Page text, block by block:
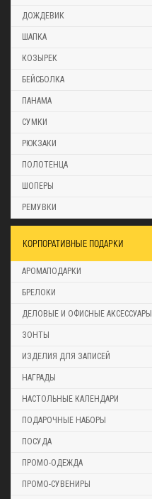
ДОЖДЕВИК
ШАПКА
КОЗЫРЕК
БЕЙСБОЛКА
ПАНАМА
СУМКИ
РЮКЗАКИ
ПОЛОТЕНЦА
ШОПЕРЫ
РЕМУВКИ
КОРПОРАТИВНЫЕ ПОДАРКИ
АРОМАПОДАРКИ
БРЕЛОКИ
ДЕЛОВЫЕ И ОФИСНЫЕ АКСЕССУАРЫ
ЗОНТЫ
ИЗДЕЛИЯ ДЛЯ ЗАПИСЕЙ
НАГРАДЫ
НАСТОЛЬНЫЕ КАЛЕНДАРИ
ПОДАРОЧНЫЕ НАБОРЫ
ПОСУДА
ПРОМО-ОДЕЖДА
ПРОМО-СУВЕНИРЫ